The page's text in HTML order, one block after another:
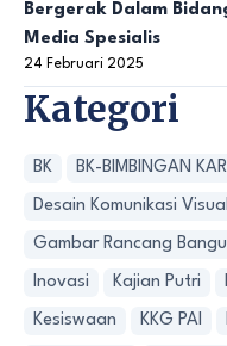
Bergerak Dalam
Media Spesialis
24 Februari 2025
Kategori
BK BK-BIMBINGAN
Desain Komunikasi
Gambar Rancang
Inovasi Kajian Putri
Kesiswaan KKG PAI